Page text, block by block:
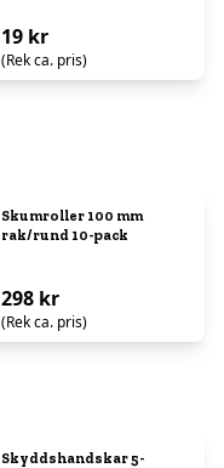
19 kr
(Rek ca. pris)
Skumroller 100 mm
rak/rund 10-pack
298 kr
(Rek ca. pris)
Skyddshandskar 5-